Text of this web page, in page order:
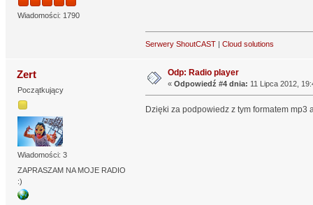
Wiadomości: 1790
Serwery ShoutCAST| Cloud solutions
Zert
Początkujący
Wiadomości: 3
ZAPRASZAM NA MOJE RADIO
:)
Odp: Radio player
« Odpowiedź #4 dnia: 11 Lipca 2012,
Dzięki za podpowiedz z tym formatem